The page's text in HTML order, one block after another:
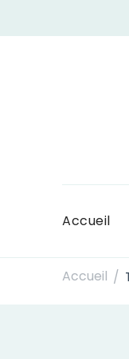
Accueil
Accueil /